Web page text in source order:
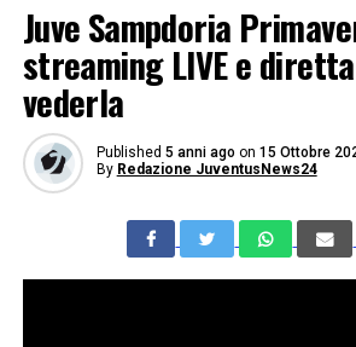
Juve Sampdoria
streaming LIVE e
vederla
Published 5 anni ago on 15 Ottobre
By Redazione JuventusNews24